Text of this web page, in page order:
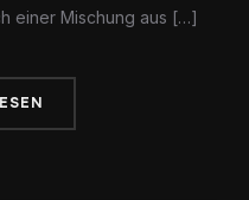
einer Mischung aus […]